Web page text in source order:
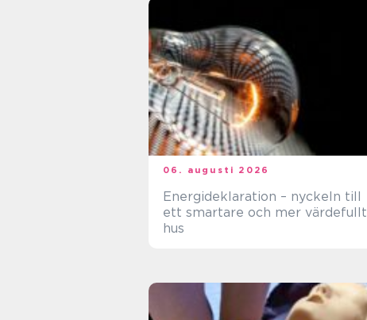
06. augusti 2026
Energideklaration – nyckeln till
ett smartare och mer värdefullt
hus